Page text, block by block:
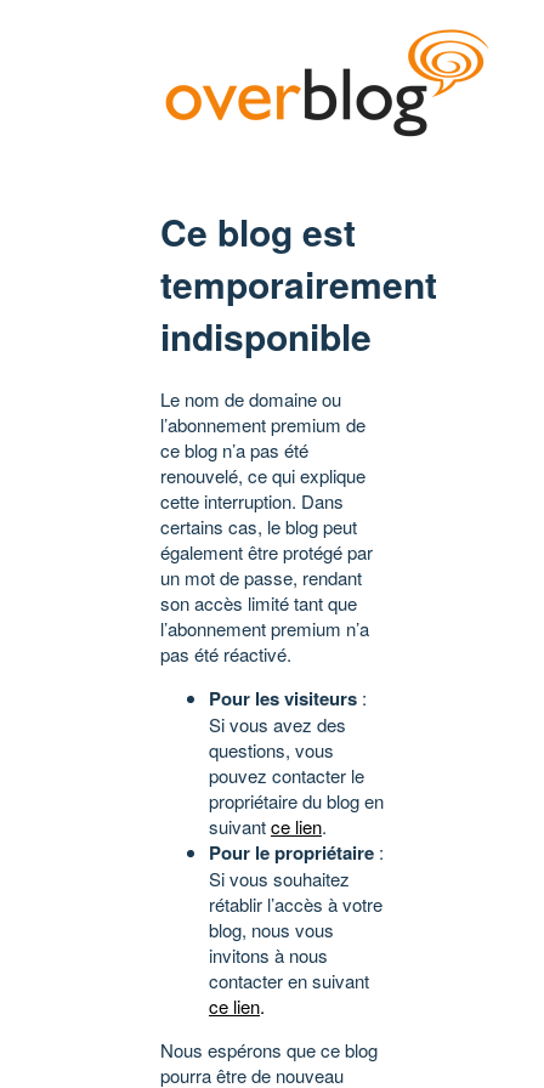
Ce blog est
temporairement
indisponible
Le nom de domaine ou
l’abonnement premium de
ce blog n’a pas été
renouvelé, ce qui explique
cette interruption. Dans
certains cas, le blog peut
également être protégé par
un mot de passe, rendant
son accès limité tant que
l’abonnement premium n’a
pas été réactivé.
Pour les visiteurs :
Si vous avez des
questions, vous
pouvez contacter le
propriétaire du blog en
suivantce lien.
Pour le propriétaire :
Si vous souhaitez
rétablir l’accès à votre
blog, nous vous
invitons à nous
contacter en suivant
ce lien.
Nous espérons que ce blog
pourra être de nouveau